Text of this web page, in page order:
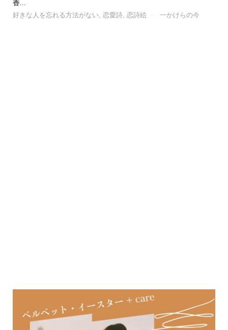
好きな人を忘れる方法がない